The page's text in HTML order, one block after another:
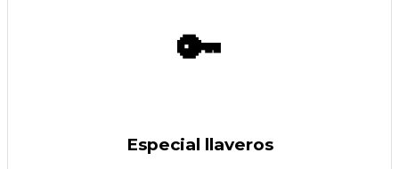
🔑
Especial llaveros